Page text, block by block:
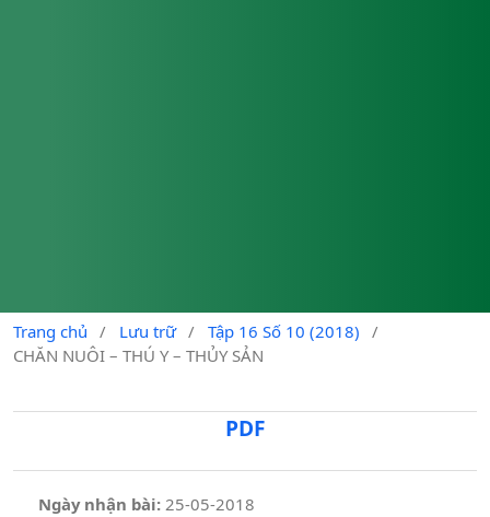
Trang chủ / Lưu trữ / Tập 16 Số 10 (2018)
/
CHĂN NUÔI – THÚ Y – THỦY SẢN
PDF
Ngày nhận bài: 25-05-2018